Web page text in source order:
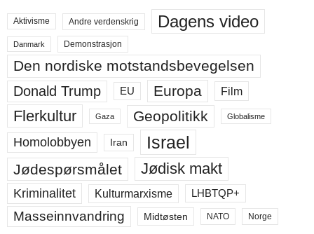
Aktivisme Andre verdenskrig Dagens video
Danmark Demonstrasjon
Den nordiske motstandsbevegelsen
Donald Trump EU Europa Film
Flerkultur Gaza Geopolitikk Globalisme
Homolobbyen Iran Israel
Jødespørsmålet Jødisk makt
Kriminalitet Kulturmarxisme LHBTQP+
Masseinnvandring Midtøsten NATO Norge